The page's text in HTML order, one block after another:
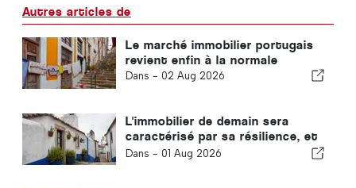
Autres articles de
Le marché immobilier portugais
revient enfin à la normale
Dans - 02 Aug 2026
L'immobilier de demain sera
caractérisé par sa résilience, et
pas seulement par son
Dans - 01 Aug 2026